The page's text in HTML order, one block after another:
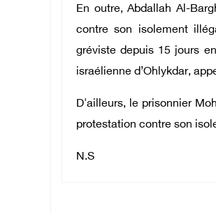
En outre, Abdallah Al-
contre son isolement
gréviste depuis 15 jours
israélienne d’Ohlykdar,
D'ailleurs, le prisonnier
protestation contre son
N.S